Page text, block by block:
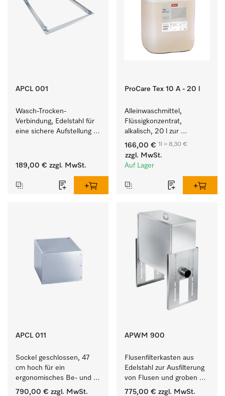
APCL 001
Wasch-Trocken-
Verbindung, Edelstahl für
eine sichere Aufstellung
189,00 € zzgl. MwSt.
ProCare Tex 10 A - 20 l
Alleinwaschmittel,
Flüssigkonzentrat,
alkalisch, 20 l zur
Reinigung weißer Textilien
und farbechter
Buntwäsche.
166,00 € 1l = 8,30 €
zzgl. MwSt.
Auf Lager
APCL 011
Sockel geschlossen, 47
cm hoch für ein
ergonomisches Be- und
Entladen von
790,00 € zzgl. MwSt.
APWM 900
Flusenfilterkasten aus
Edelstahl zur Ausfilterung
von Flusen und groben
Partikeln aus der Lauge.
775,00 € zzgl. MwSt.